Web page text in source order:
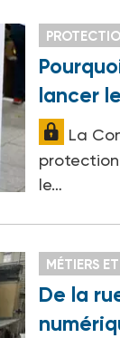
lancer
La
le…
MÉTIERS
De la